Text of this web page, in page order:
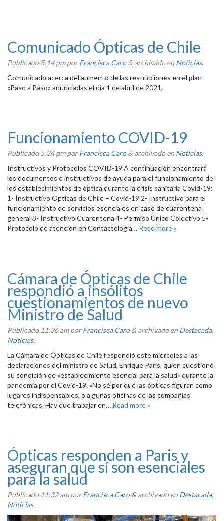
Comunicado Ópticas de Chile
Publicado5:14 pmporFrancisca Caro & archivado en Noticias.
Comunicado acerca del aumento de las restricciones en el plan
«Paso a Paso» anunciadas el día 1 de abril de 2021.
Funcionamiento COVID-19
Publicado5:34 pmporFrancisca Caro & archivado en Noticias.
Instructivos y Protocolos COVID-19 A continuación encontrará
los documentos e instructivos de ayuda para el funcionamiento de
los establecimientos de óptica durante la crisis sanitaria Covid-19:
1- Instructivo Ópticas de Chile – Covid-19 2- Instructivo para el
funcionamiento de servicios esenciales en caso de cuarentena
general 3- Instructivo Cuarentena 4- Permiso Único Colectivo 5-
Protocolo de atención en Contactología… Read more »
Cámara de Ópticas de Chile
respondió a insólitos
cuestionamientos de nuevo
Ministro de Salud
Publicado 11:36 amporFrancisca Caro & archivado en Destacada,
Noticias.
La Cámara de Ópticas de Chile respondió este miércoles a las
declaraciones del ministro de Salud, Enrique Paris, quien cuestionó
su condición de «establecimiento esencial para la salud» durante la
pandemia por el Covid-19. «No sé por qué las ópticas figuran como
lugares indispensables, o algunas oficinas de las compañías
telefónicas. Hay que trabajar en… Read more »
Ópticas responden a Paris y
aseguran que sí son esenciales
para la salud
Publicado 11:32 amporFrancisca Caro & archivado en Destacada,
Noticias.